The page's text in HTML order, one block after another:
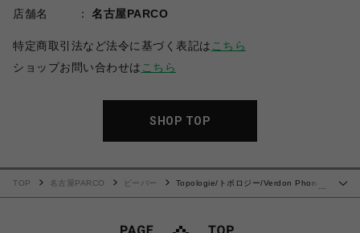
店舗名
名古屋PARCO
特定商取引法など法令に基づく表記は こちら
ショップお問い合わせは こちら
SHOP TOP
…
TOP 名古屋PARCO ビーバー
Topologie/トポロジー/Verdon Phone